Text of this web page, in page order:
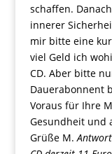
schaffen.
innerer
mir bitte eine
viel Geld ich
CD. Aber bitte
Dauerabonnent
Voraus für Ihre
Gesundheit und
Grüße M.